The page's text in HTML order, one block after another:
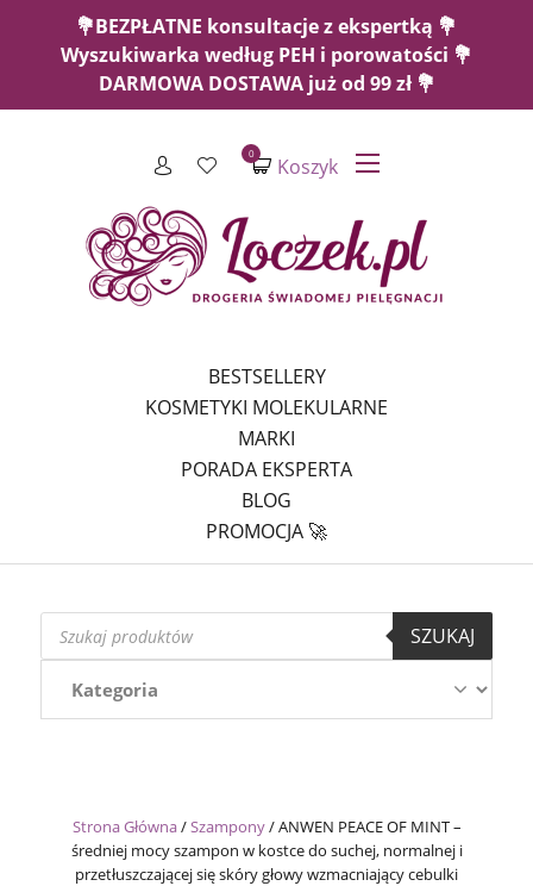
💐BEZPŁATNE konsultacje z ekspertką 💐
Wyszukiwarka według PEH i porowatości 💐
DARMOWA DOSTAWA już od 99 zł 💐
Koszyk
0
BESTSELLERY
KOSMETYKI MOLEKULARNE
MARKI
PORADA EKSPERTA
BLOG
PROMOCJA 🚀
Wyszukiwarka
produktów
SZUKAJ
Strona Główna/Szampony/ANWEN PEACE OF MINT –
średniej mocy szampon w kostce do suchej, normalnej i
przetłuszczającej się skóry głowy wzmacniający cebulki